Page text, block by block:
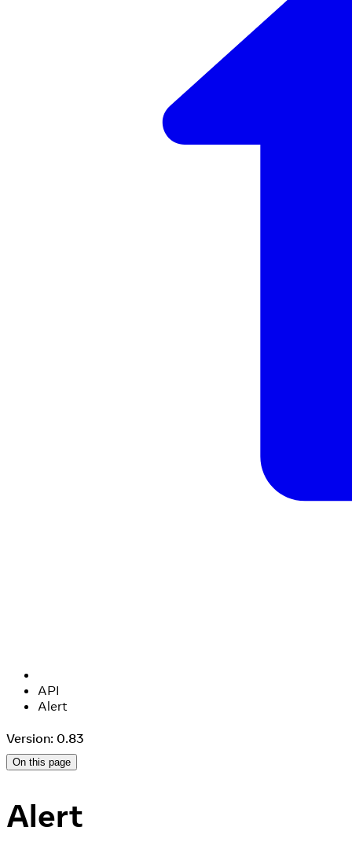
API
Alert
Version: 0.83
On this page
Alert